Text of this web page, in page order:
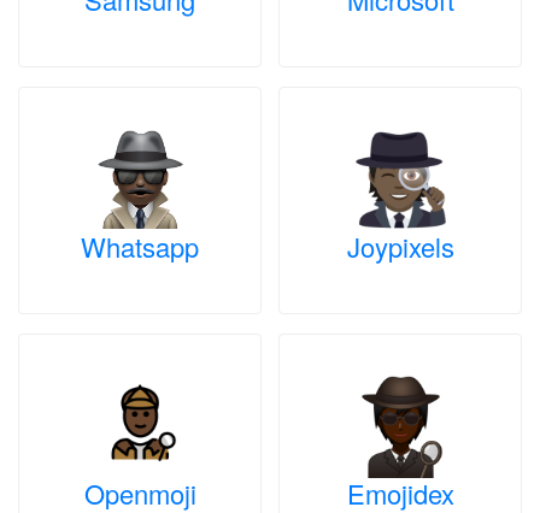
Whatsapp Joypixels
Openmoji Emojidex